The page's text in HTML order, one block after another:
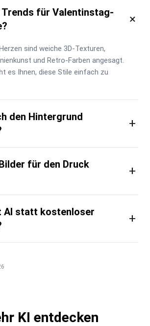
Trends für Valentinstag-
×
sind weiche 3D-Texturen,
und Retro-Farben angesagt.
es Ihnen, diese Stile einfach zu
den Hintergrund
+
für den Druck
+
AI statt kostenloser
+
KI entdecken